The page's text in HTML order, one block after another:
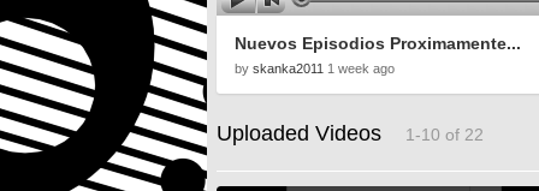
Nuevos Episodios Proximamente...
by skanka2011 1 week ago
Uploaded Videos 1-10 of 22